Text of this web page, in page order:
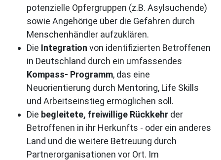
potenzielle Opfergruppen (z.B. Asylsuchende)
sowie Angehörige über die Gefahren durch
Menschenhändler aufzuklären.
Die Integration von identifizierten Betroffenen
in Deutschland durch ein umfassendes
Kompass- Programm, das eine
Neuorientierung durch Mentoring, Life Skills
und Arbeitseinstieg ermöglichen soll.
Die begleitete, freiwillige Rückkehr der
Betroffenen in ihr Herkunfts - oder ein anderes
Land und die weitere Betreuung durch
Partnerorganisationen vor Ort. Im